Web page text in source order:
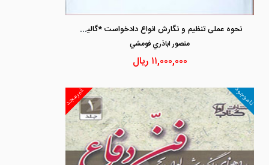
نحوه عملی تنظیم و نگارش انواع دادخواست *گالینگور
منصور اباذري فومشي
۱۱,۰۰۰,۰۰۰ ریال
غیرمجد ناموجود